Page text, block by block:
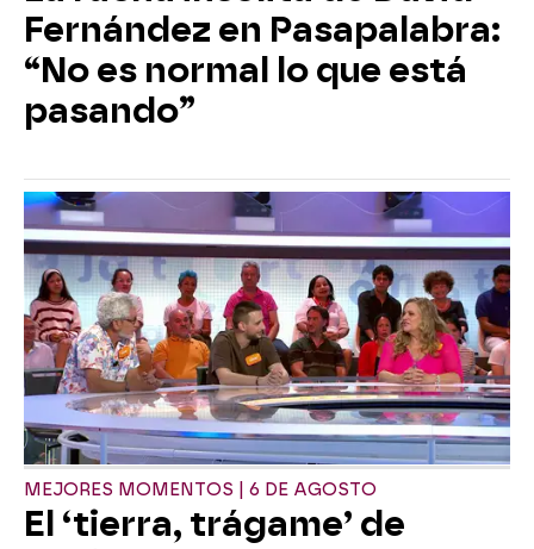
Fernández en Pasapalabra:
“No es normal lo que está
pasando”
MEJORES MOMENTOS | 6 DE AGOSTO
El ‘tierra, trágame’ de